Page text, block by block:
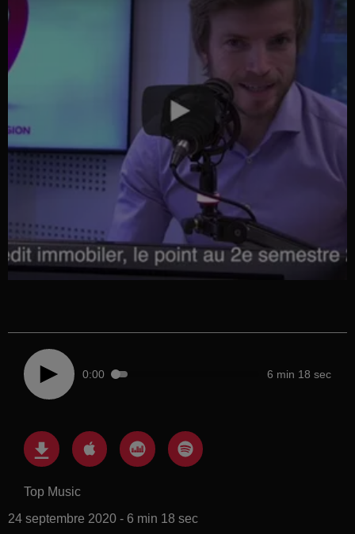
0:00 6 min 18 sec
Top Music
24 septembre 2020 - 6 min 18 sec